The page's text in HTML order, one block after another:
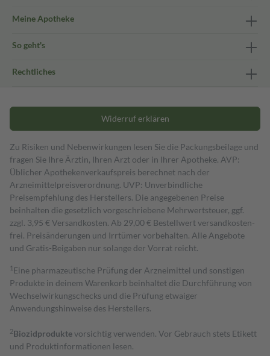
Meine Apotheke
So geht's
Rechtliches
Widerruf erklären
Zu Risiken und Nebenwirkungen lesen Sie die Packungsbeilage und
fragen Sie Ihre Ärztin, Ihren Arzt oder in Ihrer Apotheke. AVP:
Üblicher Apothekenverkaufspreis berechnet nach der
Arzneimittelpreisverordnung. UVP: Unverbindliche
Preisempfehlung des Herstellers. Die angegebenen Preise
beinhalten die gesetzlich vorgeschriebene Mehrwertsteuer, ggf.
zzgl. 3,95 € Versandkosten. Ab 29,00 € Bestell­wert versand­kosten­
frei. Preisänderungen und Irrtümer vorbehalten. Alle Angebote
und Gratis-Beigaben nur solange der Vorrat reicht.
1 Eine pharmazeutische Prüfung der Arzneimittel und sonstigen
Produkte in deinem Warenkorb beinhaltet die Durchführung von
Wechselwirkungschecks und die Prüfung etwaiger
Anwendungshinweise des Herstellers.
2Biozidproduktevorsichtig verwenden. Vor Gebrauch stets Etikett
und Produktinformationen lesen.